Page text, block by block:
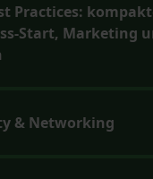
Practices:
Start, Marketing
& Networking